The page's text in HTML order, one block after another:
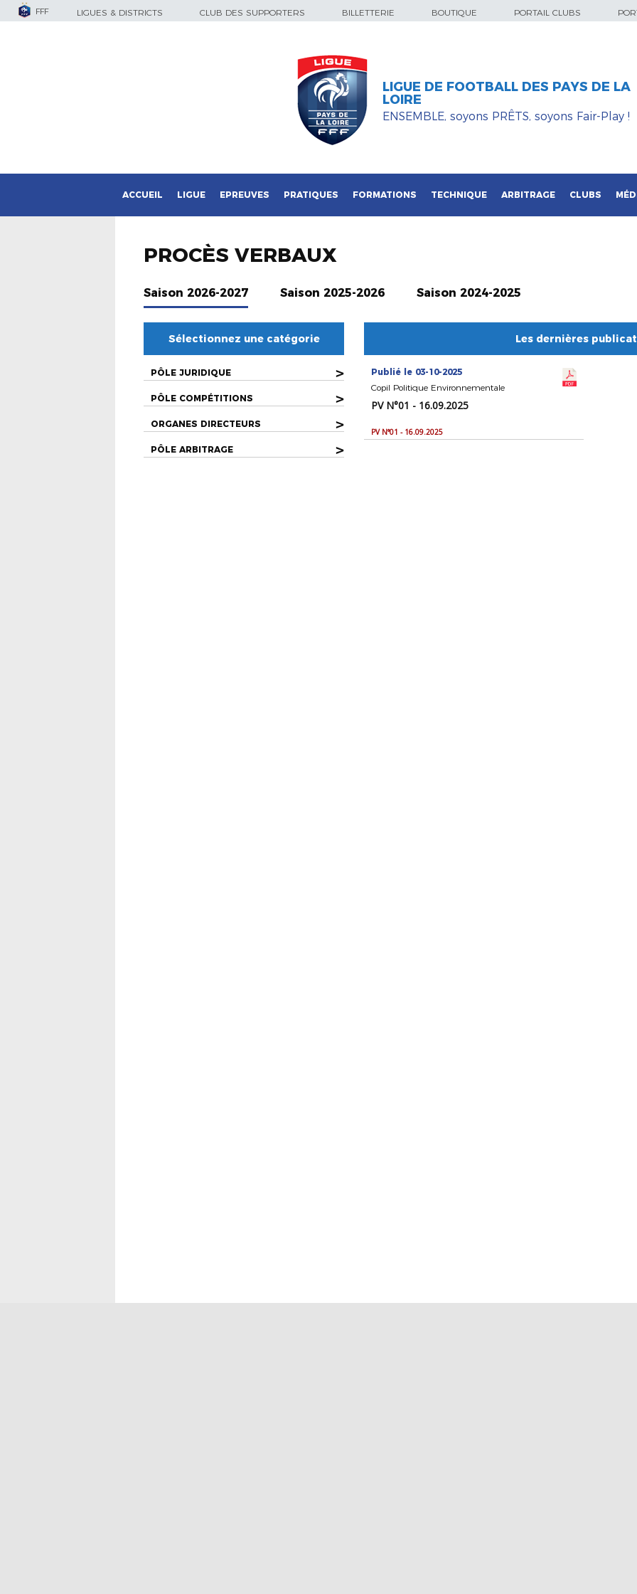
FFF LIGUES & DISTRICTS CLUB DES SUPPORTERS BILLETTERIE BOUTIQUE PORTAIL CLUBS
LIGUE DE FOOTBALL DES PAYS DE LA
LOIRE
ENSEMBLE, soyons PRÊTS, soyons Fair-Play !
ACCUEIL LIGUE EPREUVES PRATIQUES FORMATIONS TECHNIQUE ARBITRAGE CLUBS
PROCÈS VERBAUX
Saison 2026-2027 Saison 2025-2026 Saison 2024-2025
Sélectionnez une catégorie
PÔLE JURIDIQUE >
PÔLE COMPÉTITIONS >
ORGANES DIRECTEURS >
PÔLE ARBITRAGE >
Les dernières
Publié le 03-10-2025
Copil Politique Environnementale
PV N°01 - 16.09.2025
PV N°01 - 16.09.2025